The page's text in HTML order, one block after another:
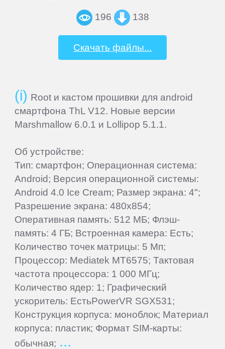
196 138
Скачать файлы...
Root и кастом прошивки для android
смартфона ThL V12. Новые версии
Marshmallow 6.0.1 и Lollipop 5.1.1.
Об устройстве:
Тип: смартфон; Операционная система:
Android; Версия операционной системы:
Android 4.0 Ice Cream; Размер экрана: 4";
Разрешение экрана: 480x854;
Оперативная память: 512 МБ; Флэш-
память: 4 ГБ; Встроенная камера: Есть;
Количество точек матрицы: 5 Мп;
Процессор: Mediatek MT6575; Тактовая
частота процессора: 1 000 МГц;
Количество ядер: 1; Графический
ускоритель: ЕстьPowerVR SGX531;
Конструкция корпуса: моноблок; Материал
корпуса: пластик; Формат SIM-карты:
обычная;
DEXP
Doogee
Elephone
Explay
Fly
Flycat
Gigabyte